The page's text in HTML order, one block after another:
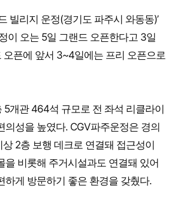
빌리지 운정(경기도 파주시 와동동)’
이 오는 5일 그랜드 오픈한다고 3일
오픈에 앞서 3~4일에는 프리 오픈으로
5개관 464석 규모로 전 좌석 리클라이
의성을 높였다. CGV파주운정은 경의
2층 보행 데크로 연결돼 접근성이
을 비롯해 주거시설과도 연결돼 있어
하게 방문하기 좋은 환경을 갖췄다.